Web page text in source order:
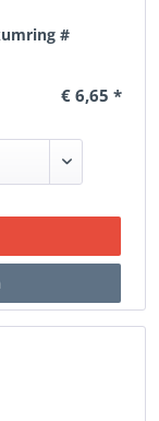
#
€ 6,65 *